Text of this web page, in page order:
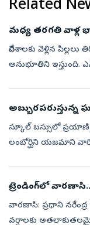
Related
మధ్య తరగతి వాళ్ల
విదేశాలకు వెళ్లిన పిల్లలు
అనుభూతిని ఇస్తుంది.
అబ్బురపరుస్తున్న
స్కూల్ బస్సులో
లంబోర్ఘిని యజమాని
ట్రెండింగ్‌లో
వారణాసి: ప్రధాని
వర్షాలకు